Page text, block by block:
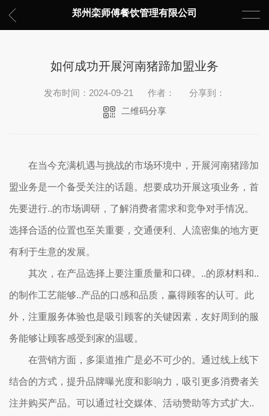
郑州栾师傅餐饮管理有限公司
如何成功开展河南猪蹄加盟业务
发布时间：2024-09-21 作者：
分享到：
二维码分享
在当今充满机遇与挑战的市场环境中，开展河南猪蹄加
盟业务是一个备受关注的话题。想要成功开展这项业务，首
先要进行..的市场调研，了解消费者需求和竞争对手情况。
选择合适的位置也至关重要，交通便利、人流密集的地方更
有利于生意的发展。
其次，在产品选择上要注重质量和口碑。..的原材料和..
的制作工艺能够..产品的口感和品质，赢得顾客的认可。此
外，注重服务体验也是吸引顾客的关键因素，友好周到的服
务能够让顾客感受到家的温暖。
在营销方面，多渠道推广是必不可少的。通过线上线下
结合的方式，提升品牌曝光度和影响力，吸引更多消费者关
注并购买产品。可以通过社交媒体、活动赞助等方式扩大..